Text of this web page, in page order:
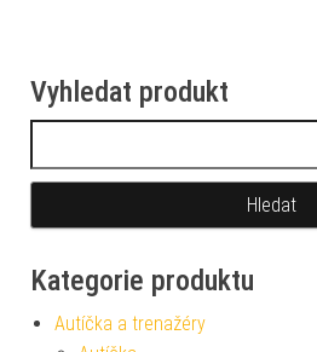
Vyhledat produkt
Kategorie produktu
Autíčka a trenažéry